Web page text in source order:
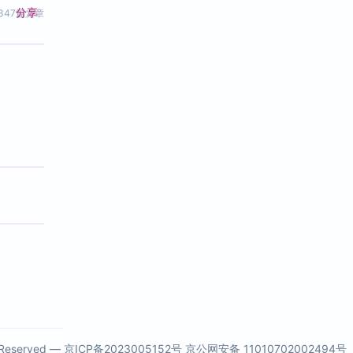
篇文章
分享
— 京ICP备2023005152号 京公网安备 11010702002494号